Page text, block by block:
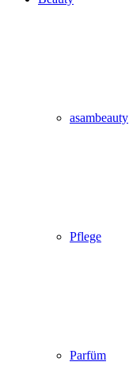
asambeauty
Pflege
Parfüm